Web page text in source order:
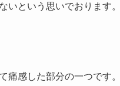
いという思いでおります。
痛感した部分の一つです。